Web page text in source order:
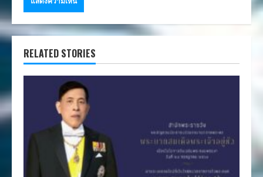
RELATED STORIES